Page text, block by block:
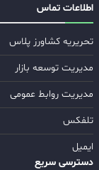
اطلاعات تماس
تحریریه کشاورز پلاس
مدیریت توسعه بازار
مدیریت روابط عمومی
تلفکس
ایمیل
دسترسی سریع